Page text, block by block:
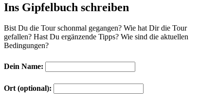
Ins Gipfelbuch schreiben
Bist Du die Tour schonmal gegangen? Wie hat Dir die Tour
gefallen? Hast Du ergänzende Tipps? Wie sind die aktuellen
Bedingungen?
Dein Name:
Ort (optional):